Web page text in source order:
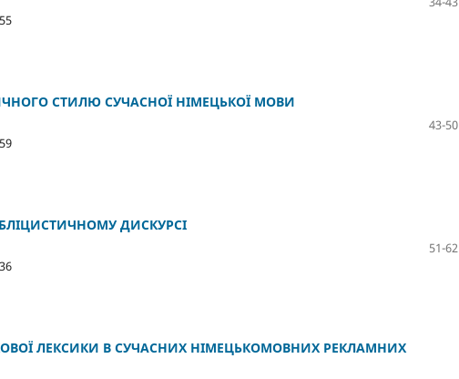
СТИЛЮ СУЧАСНОЇ НІМЕЦЬКОЇ МОВИ
43-50
ДИСКУРСІ
51-62
ЛЕКСИКИ В СУЧАСНИХ НІМЕЦЬКОМОВНИХ РЕКЛАМНИХ